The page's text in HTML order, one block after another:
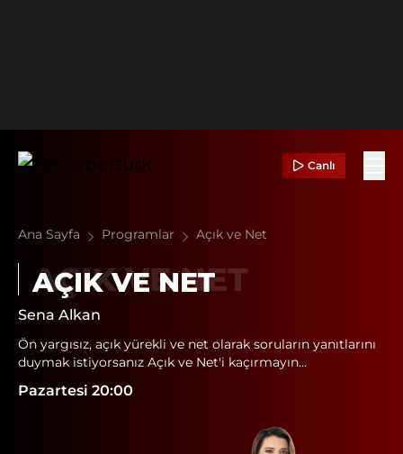
Canlı
Ana Sayfa Programlar Açık ve Net
AÇIK VE NET
Sena Alkan
Ön yargısız, açık yürekli ve net olarak soruların yanıtlarını
duymak istiyorsanız Açık ve Net'i kaçırmayın...
Pazartesi 20:00